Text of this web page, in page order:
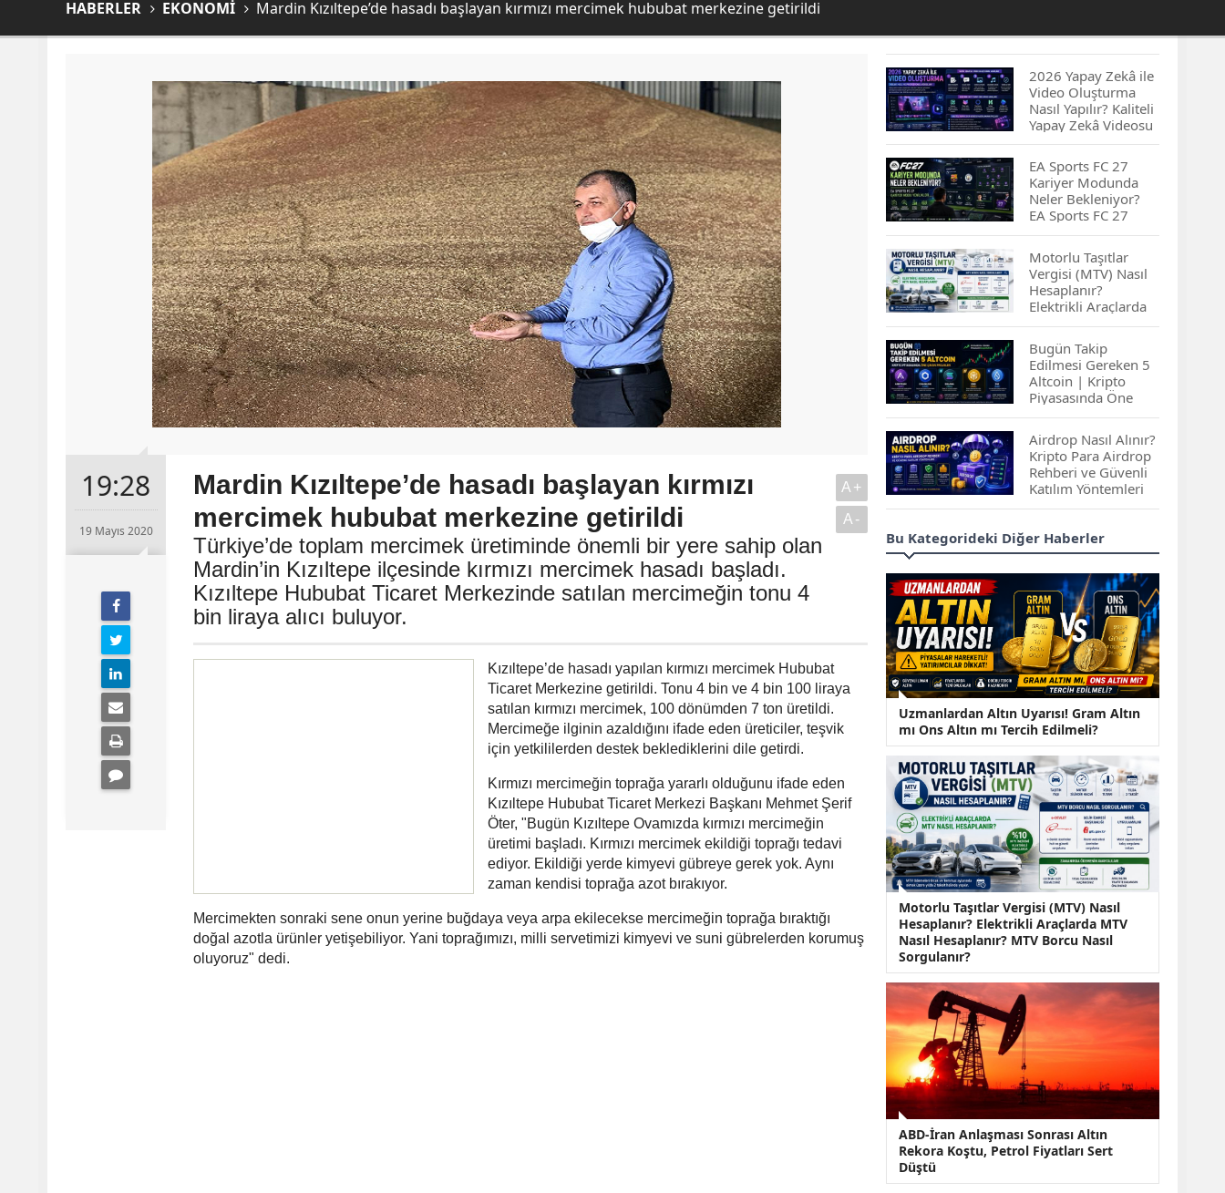
HABERLER EKONOMİ Mardin Kızıltepe’de hasadı başlayan kırmızı mercimek hububat merkezine getirildi
19:28
19 Mayıs 2020
Mardin Kızıltepe’de hasadı başlayan kırmızı
mercimek hububat merkezine getirildi
Türkiye’de toplam mercimek üretiminde önemli bir yere sahip olan
Mardin’in Kızıltepe ilçesinde kırmızı mercimek hasadı başladı.
Kızıltepe Hububat Ticaret Merkezinde satılan mercimeğin tonu 4
bin liraya alıcı buluyor.
A+
A-
Kızıltepe’de hasadı yapılan kırmızı mercimek Hububat
Ticaret Merkezine getirildi. Tonu 4 bin ve 4 bin 100 liraya
satılan kırmızı mercimek, 100 dönümden 7 ton üretildi.
Mercimeğe ilginin azaldığını ifade eden üreticiler, teşvik
için yetkililerden destek beklediklerini dile getirdi.
Kırmızı mercimeğin toprağa yararlı olduğunu ifade eden
Kızıltepe Hububat Ticaret Merkezi Başkanı Mehmet Şerif
Öter, "Bugün Kızıltepe Ovamızda kırmızı mercimeğin
üretimi başladı. Kırmızı mercimek ekildiği toprağı tedavi
ediyor. Ekildiği yerde kimyevi gübreye gerek yok. Aynı
zaman kendisi toprağa azot bırakıyor.
Mercimekten sonraki sene onun yerine buğdaya veya arpa ekilecekse mercimeğin toprağa bıraktığı
doğal azotla ürünler yetişebiliyor. Yani toprağımızı, milli servetimizi kimyevi ve suni gübrelerden korumuş
oluyoruz" dedi.
2026 Yapay Zekâ ile
Video Oluşturma
Nasıl Yapılır? Kaliteli
Yapay Zekâ Videosu
Hazırlamanın
İpuçları...
EA Sports FC 27
Kariyer Modunda
Neler Bekleniyor?
EA Sports FC 27
Kariyer Modu
Yenilikleri…
Motorlu Taşıtlar
Vergisi (MTV) Nasıl
Hesaplanır?
Elektrikli Araçlarda
MTV Nasıl
Hesaplanır? MTV
Borcu Nasıl
Sorgulanır?
Bugün Takip
Edilmesi Gereken 5
Altcoin | Kripto
Piyasasında Öne
Çıkan Projeler
Airdrop Nasıl Alınır?
Kripto Para Airdrop
Rehberi ve Güvenli
Katılım Yöntemleri
Spot ve Vadeli İşlem
Arasındaki Farklar |
İçin Daha Uygun?
ABD-İran Anlaşması
Sonrası Altın Rekora
Koştu, Petrol
Fiyatları Sert Düştü
Temmuz 2026 Maaş
Zammı Netleşiyor!
Memur, Emekli ve
Sosyal Yardımlarda
Yeni Oranlar
KOSGEB’den
KOBİ’lere Dev
Finansman Hamlesi:
36 Ay Vadeli 30
Milyon TL Destek
Emekli Maaşlarında
Temmuz Hesabı:
Zam Oranı ve Taban
Aylık İçin Yeni
Bu Kategorideki Diğer Haberler
Uzmanlardan Altın Uyarısı! Gram Altın
mı Ons Altın mı Tercih Edilmeli?
Motorlu Taşıtlar Vergisi (MTV) Nasıl
Hesaplanır? Elektrikli Araçlarda MTV
Nasıl Hesaplanır? MTV Borcu Nasıl
Sorgulanır?
ABD-İran Anlaşması Sonrası Altın
Rekora Koştu, Petrol Fiyatları Sert
Düştü